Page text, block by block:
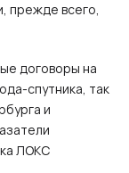
прежде всего,
договоры на
спутника, так
и
ЛОКС